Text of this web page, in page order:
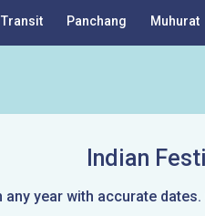
Transit Panchang Muhurat
Indian
year with accurate